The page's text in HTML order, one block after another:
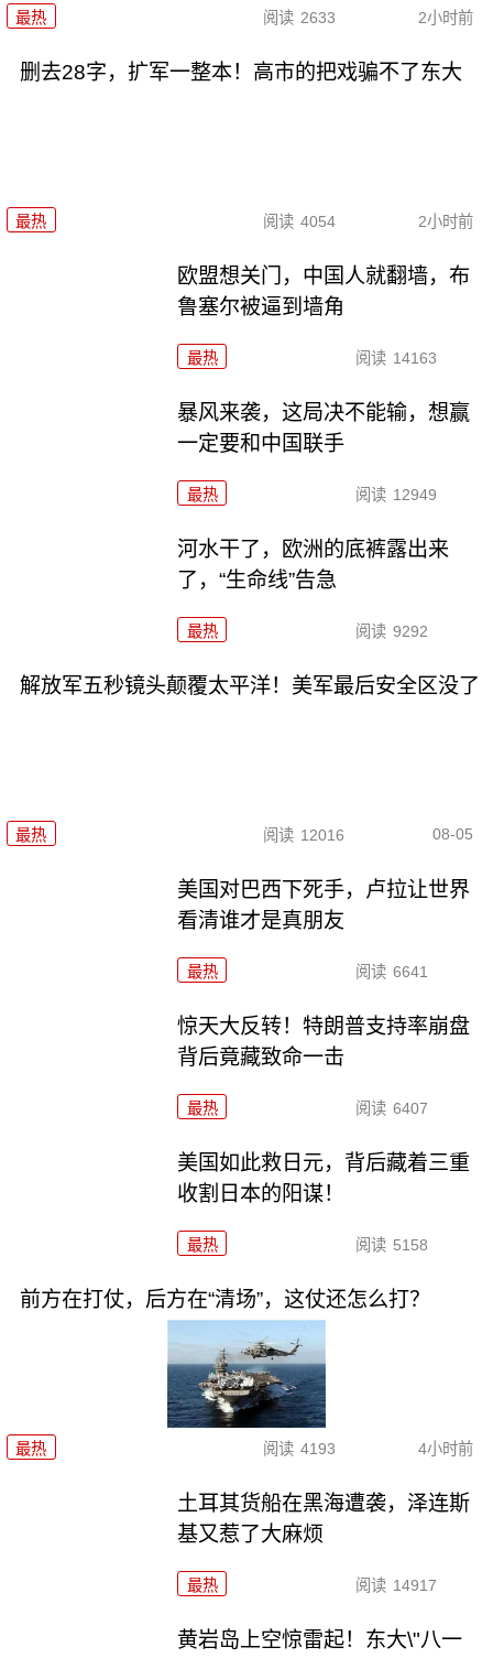
最热 阅读 2633 2小时前
删去28字，扩军一整本！高市的把戏骗不了东大
最热 阅读 4054 2小时前
欧盟想关门，中国人就翻墙，布
鲁塞尔被逼到墙角
最热 阅读 14163
暴风来袭，这局决不能输，想赢
一定要和中国联手
最热 阅读 12949
河水干了，欧洲的底裤露出来
了，“生命线”告急
最热 阅读 9292
解放军五秒镜头颠覆太平洋！美军最后安全区没了
最热 阅读 12016 08-05
美国对巴西下死手，卢拉让世界
看清谁才是真朋友
最热 阅读 6641
惊天大反转！特朗普支持率崩盘
背后竟藏致命一击
最热 阅读 6407
美国如此救日元，背后藏着三重
收割日本的阳谋！
最热 阅读 5158
前方在打仗，后方在“清场”，这仗还怎么打？
最热 阅读 4193 4小时前
土耳其货船在黑海遭袭，泽连斯
基又惹了大麻烦
最热 阅读 14917
黄岩岛上空惊雷起！东大\"八一